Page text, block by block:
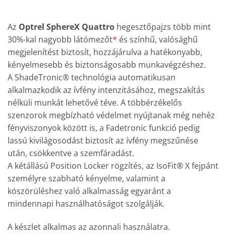
Az Optrel SphereX Quattro hegesztőpajzs több mint
30%-kal nagyobb látómezőt* és színhű, valósághű
megjelenítést biztosít, hozzájárulva a hatékonyabb,
kényelmesebb és biztonságosabb munkavégzéshez.
A ShadeTronic® technológia automatikusan
alkalmazkodik az ívfény intenzitásához, megszakítás
nélküli munkát lehetővé téve. A többérzékelős
szenzorok megbízható védelmet nyújtanak még nehéz
fényviszonyok között is, a Fadetronic funkció pedig
lassú kivilágosodást biztosít az ívfény megszűnése
után, csökkentve a szemfáradást.
A kétállású Position Locker rögzítés, az IsoFit® X fejpánt
személyre szabható kényelme, valamint a
köszörüléshez való alkalmasság egyaránt a
mindennapi használhatóságot szolgálják.
A készlet alkalmas az azonnali használatra.